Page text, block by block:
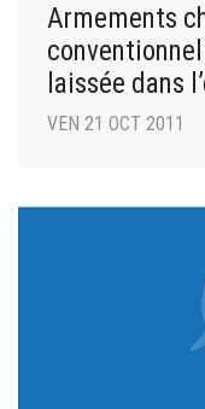
Armements
laissée dans
VEN 21 OCT 2011